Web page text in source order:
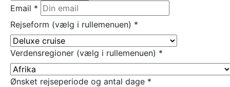
Email *
Rejseform (vælg i rullemenuen) *
Verdensregioner (vælg i rullemenuen) *
Ønsket rejseperiode og antal dage *